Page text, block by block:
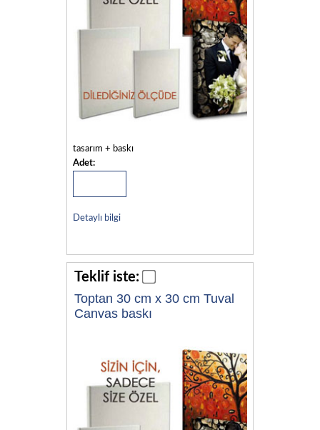
tasarım + baskı
Adet:
Detaylı bilgi
Teklif iste:
Toptan 30 cm x 30 cm Tuval
Canvas baskı